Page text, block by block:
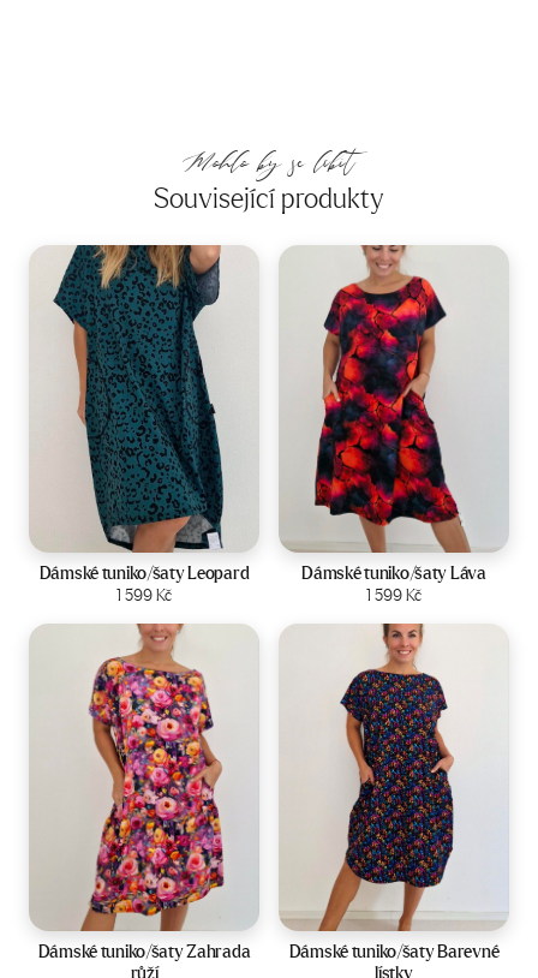
Mohlo by se líbit
Související produkty
Velikost:44-50
Dámské tuniko/šaty Leopard
1 599Kč
Zobrazit produkt
Velikost: 44-50
Dámské tuniko/šaty Láva
1 599Kč
Zobrazit produkt
Velikost:44-50
Dámské tuniko/šaty Zahrada
růží
Velikost:44-50
Dámské tuniko/šaty Barevné
lístky